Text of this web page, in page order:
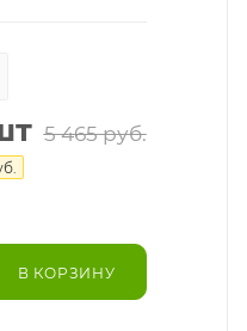
5 465руб.
В КОРЗИНУ